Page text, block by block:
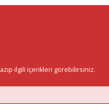
ilgili içerikleri görebilirsiniz.